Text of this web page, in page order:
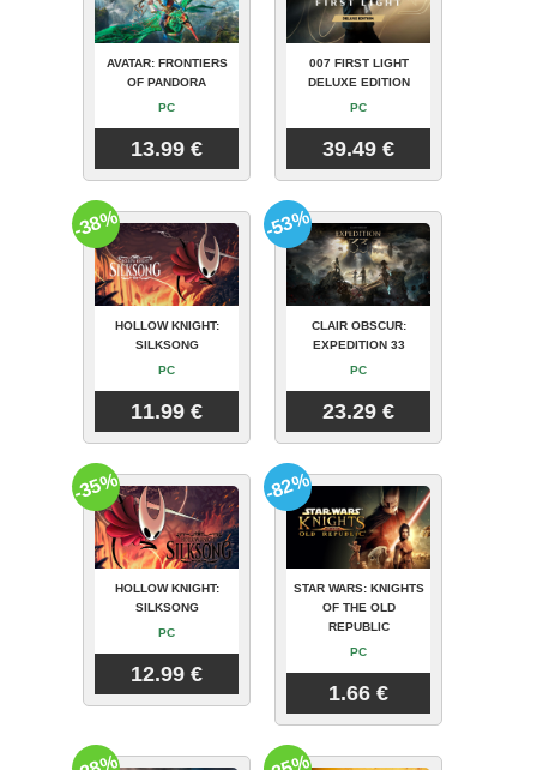
AVATAR: FRONTIERS
OF PANDORA
PC
13.99 €
007 FIRST LIGHT
DELUXE EDITION
PC
39.49 €
HOLLOW KNIGHT:
SILKSONG
PC
11.99 €
-38%
CLAIR OBSCUR:
EXPEDITION 33
PC
23.29 €
-53%
HOLLOW KNIGHT:
SILKSONG
PC
12.99 €
-35%
STAR WARS: KNIGHTS
OF THE OLD
REPUBLIC
PC
1.66 €
-82%